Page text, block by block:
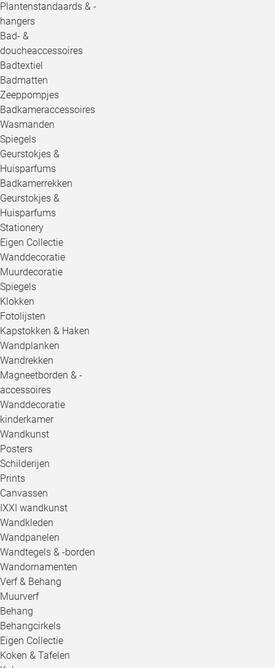
Plantenstandaards & -
hangers
Bad- &
doucheaccessoires
Badtextiel
Badmatten
Zeeppompjes
Badkameraccessoires
Wasmanden
Spiegels
Geurstokjes &
Huisparfums
Badkamerrekken
Geurstokjes &
Huisparfums
Stationery
Eigen Collectie
Wanddecoratie
Muurdecoratie
Spiegels
Klokken
Fotolijsten
Kapstokken & Haken
Wandplanken
Wandrekken
Magneetborden & -
accessoires
Wanddecoratie
kinderkamer
Wandkunst
Posters
Schilderijen
Prints
Canvassen
IXXI wandkunst
Wandkleden
Wandpanelen
Wandtegels & -borden
Wandornamenten
Verf & Behang
Muurverf
Behang
Behangcirkels
Eigen Collectie
Koken & Tafelen